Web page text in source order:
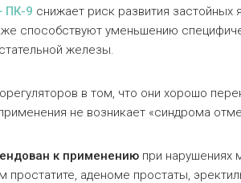
ПК-9 снижает риск развития застойных
способствуют уменьшению
железы.
в том, что они хорошо
не возникает «синдрома
к применению при нарушениях
простатите, аденоме простаты,